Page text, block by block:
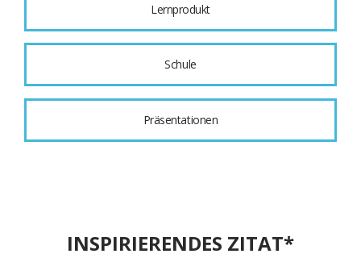
Lernprodukt
Schule
Präsentationen
INSPIRIERENDES ZITAT*